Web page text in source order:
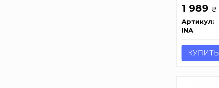
1 989 ₴
Артикул:
INA
КУПИТЬ